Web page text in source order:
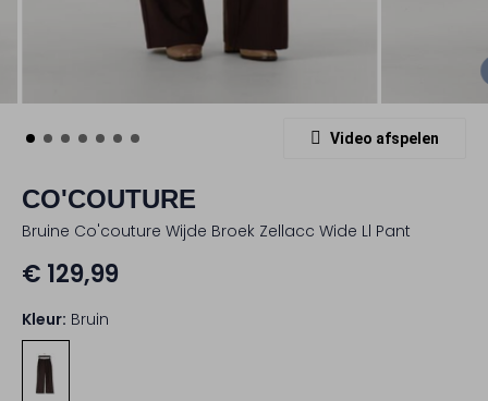
Video afspelen
CO'COUTURE
Bruine Co'couture Wijde Broek Zellacc Wide Ll Pant
€ 129,99
Kleur: Bruin